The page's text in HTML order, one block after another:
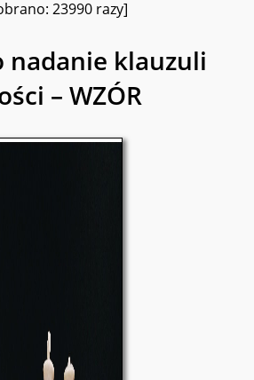
23990 razy]
nadanie klauzuli
– WZÓR